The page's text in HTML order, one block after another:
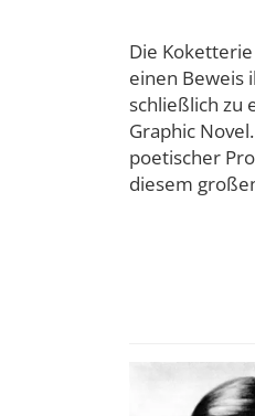
Die
einen Beweis
schließlich zu
Graphic
poetischer
diesem